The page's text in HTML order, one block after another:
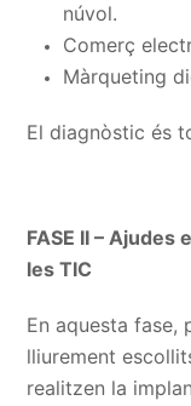
núvol.
Comerç
Màrqueting
El diagnòstic és
FASE II – Ajudes
les TIC
En aquesta fase,
lliurement
realitzen la